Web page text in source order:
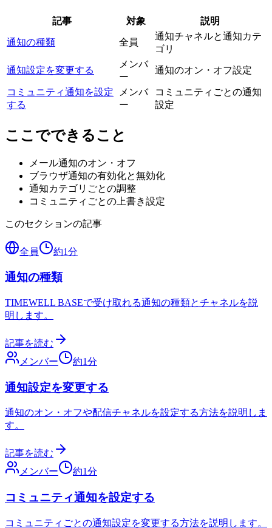
記事 対象 説明
通知の種類 全員
通知チャネルと通知カテ
ゴリ
通知設定を変更する
メンバ
ー
通知のオン・オフ設定
コミュニティ通知を設定
する
メンバ
ー
コミュニティごとの通知
設定
ここでできること
メール通知のオン・オフ
ブラウザ通知の有効化と無効化
通知カテゴリごとの調整
コミュニティごとの上書き設定
このセクションの記事
全員 約1分
通知の種類
TIMEWELL BASEで受け取れる通知の種類とチャネルを説
明します。
記事を読む
メンバー
約1分
通知設定を変更する
通知のオン・オフや配信チャネルを設定する方法を説明しま
す。
記事を読む
メンバー
約1分
コミュニティ通知を設定する
コミュニティごとの通知設定を変更する方法を説明します。